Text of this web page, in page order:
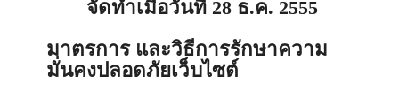
จัดทําเมื่อวันที่ 28 ธ.ค. 2555
มาตรการ และวิธีการรักษาความ
มั่นคงปลอดภัยเว็บไซต์